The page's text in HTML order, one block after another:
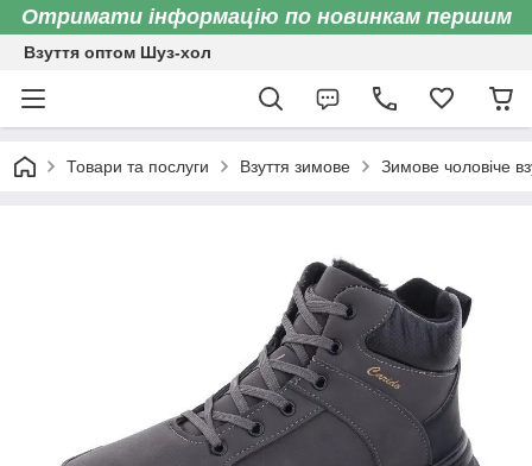
Отримати інформацію по новинкам першим
Взуття оптом Шуз-хол
Товари та послуги Взуття зимове Зимове чоловіче